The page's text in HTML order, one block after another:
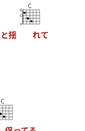
と揺
C
れて
C